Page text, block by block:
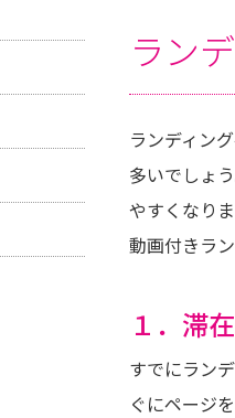
ラン
ランディン
多いでしょ
やすくなりま
動画付きラ
１．滞
すでにラン
ぐにページ